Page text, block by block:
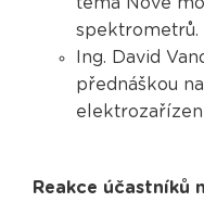
spektrometrů.
Ing. David
přednáškou
Reakce účastníků